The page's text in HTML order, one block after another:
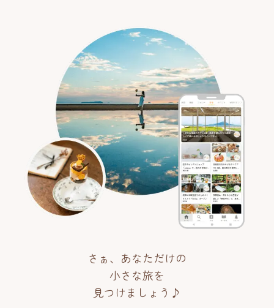
さぁ、あなただけの
小さな旅を
見つけましょう♪